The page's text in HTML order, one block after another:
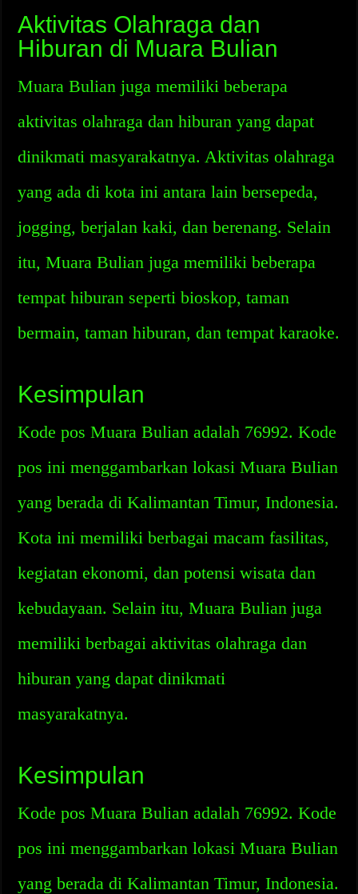
Aktivitas Olahraga dan
Hiburan di Muara Bulian
Muara Bulian juga memiliki beberapa
aktivitas olahraga dan hiburan yang dapat
dinikmati masyarakatnya. Aktivitas olahraga
yang ada di kota ini antara lain bersepeda,
jogging, berjalan kaki, dan berenang. Selain
itu, Muara Bulian juga memiliki beberapa
tempat hiburan seperti bioskop, taman
bermain, taman hiburan, dan tempat karaoke.
Kesimpulan
Kode pos Muara Bulian adalah 76992. Kode
pos ini menggambarkan lokasi Muara Bulian
yang berada di Kalimantan Timur, Indonesia.
Kota ini memiliki berbagai macam fasilitas,
kegiatan ekonomi, dan potensi wisata dan
kebudayaan. Selain itu, Muara Bulian juga
memiliki berbagai aktivitas olahraga dan
hiburan yang dapat dinikmati
masyarakatnya.
Kesimpulan
Kode pos Muara Bulian adalah 76992. Kode
pos ini menggambarkan lokasi Muara Bulian
yang berada di Kalimantan Timur, Indonesia.